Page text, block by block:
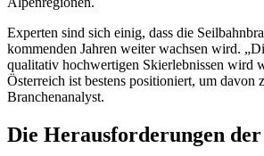
Experten sind sich einig, dass die
kommenden Jahren weiter wachsen wird.
qualitativ hochwertigen Skierlebnissen wird
Österreich ist bestens positioniert, um davon
Branchenanalyst.
Die Herausforderungen